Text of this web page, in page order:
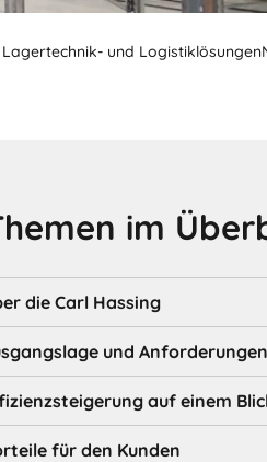
und Logistiklösungen
im
die Carl Hassing
und Anforderungen
auf einem
für den Kunden